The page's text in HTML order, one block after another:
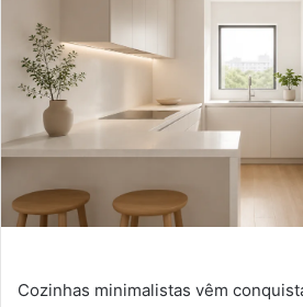
Cozinhas minimalistas vêm